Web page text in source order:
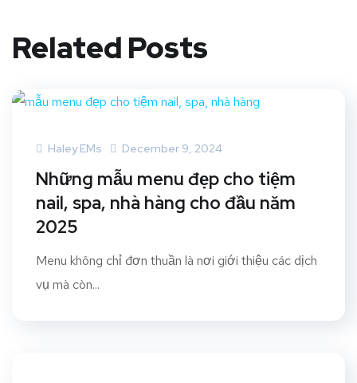
Related Posts
Haley EMs December 9, 2024
Những mẫu menu đẹp cho tiệm
nail, spa, nhà hàng cho đầu năm
2025
Menu không chỉ đơn thuần là nơi giới thiệu các dịch
vụ mà còn...